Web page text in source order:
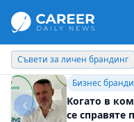
Кариерни съвети Новини
Бизнес
мост, а не